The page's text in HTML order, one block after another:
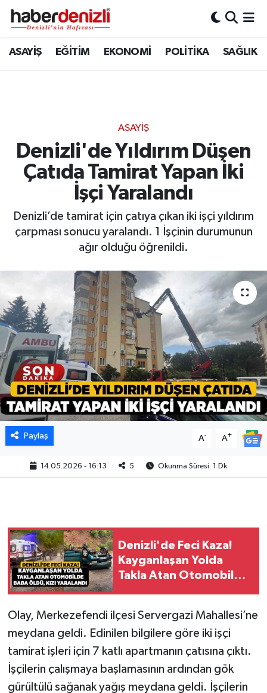
ASAYİŞ EĞİTİM EKONOMİ POLİTİKA SAĞLIK
ASAYİŞ
Denizli'de Yıldırım Düşen
Çatıda Tamirat Yapan İki
İşçi Yaralandı
Denizli’de tamirat için çatıya çıkan iki işçi yıldırım
çarpması sonucu yaralandı. 1 İşçinin durumunun
ağır olduğu öğrenildi.
Paylaş A- A+
14.05.2026 - 16:13 5 Okunma Süresi: 1 Dk
Denizli'de Feci Kaza!
Kayganlaşan Yolda
Takla Atan Otomobilde
Olay, Merkezefendi ilçesi Servergazi Mahallesi’ne
meydana geldi. Edinilen bilgilere göre iki işçi
tamirat işleri için 7 katlı apartmanın çatısına çıktı.
İşçilerin çalışmaya başlamasının ardından gök
gürültülü sağanak yağış meydana geldi. İşçilerin
Denizli Nöbetçi Eczaneler
Tüm Manşetler
Son Dakika Haberleri
Haber Arşivi